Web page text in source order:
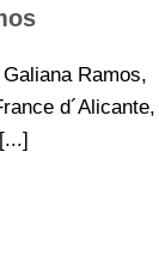
Ramos,
d´Alicante,